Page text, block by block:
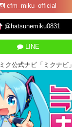
cfm_miku_official
@hatsunemiku0831
LINE
ク公式ナビ「ミクナビ」